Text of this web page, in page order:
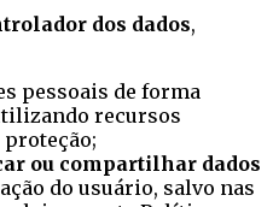
dos dados,
pessoais de forma
recursos
ou compartilhar dados
do usuário, salvo nas